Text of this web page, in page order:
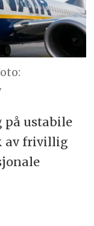
på ustabile
av frivillig